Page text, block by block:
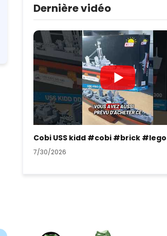
Dernière vidéo
7/30/2026